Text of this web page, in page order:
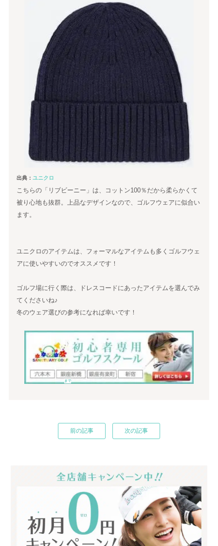
出典：ユニクロ
こちらの「リブビーニー」は、コットン100％だから柔らかくて
被り心地も抜群。上品なデザインなので、ゴルフウェアに似合い
ます。
ユニクロのアイテムは、フォーマルなアイテムも多くゴルフウェ
アに使いやすいのでオススメです！
ゴルフ場に行く際は、ドレスコードにあったアイテムを選んでみ
てくださいね♪
冬のウェア選びの参考になれば幸いです！
前の記事 次の記事
まで